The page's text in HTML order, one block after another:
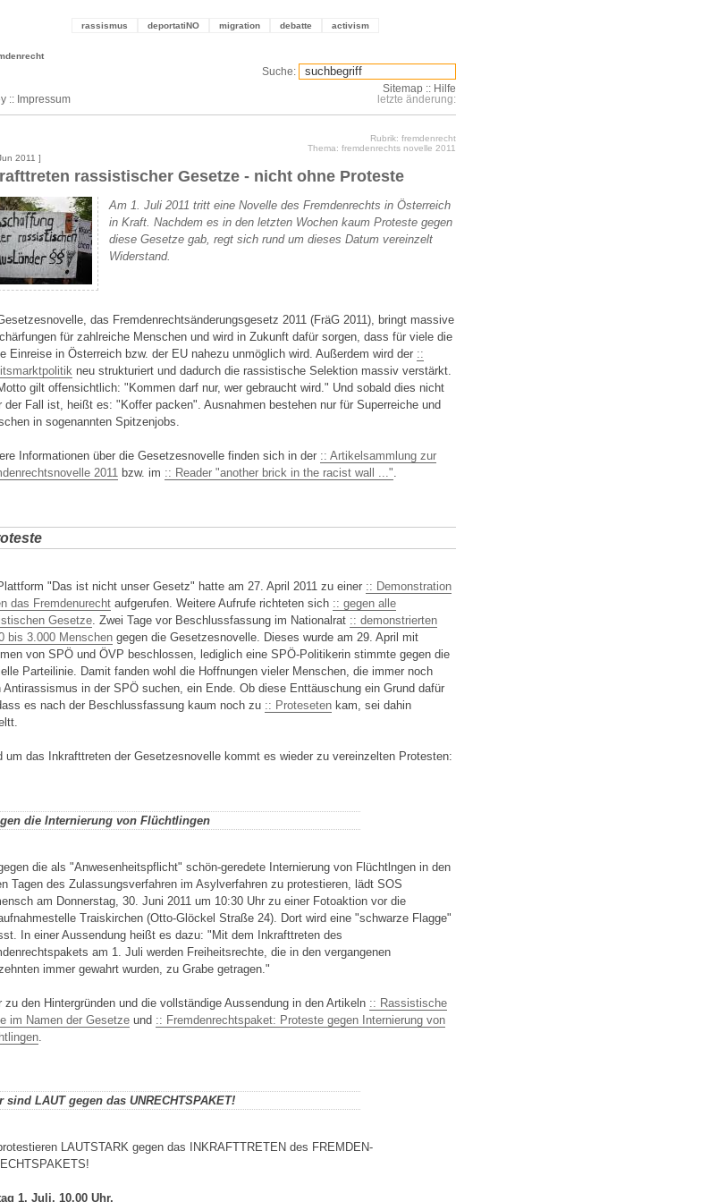
rassismus deportatiNO migration debatte activism
:: Impressum
Suche:
Sitemap :: Hilfe
letzte änderung:
Rubrik: fremdenrecht
Thema: fremdenrechts novelle 2011
2011 ]
rassistischer Gesetze - nicht ohne Proteste
Am 1. Juli 2011 tritt eine Novelle des Fremdenrechts in Österreich
in Kraft. Nachdem es in den letzten Wochen kaum Proteste gegen
diese Gesetze gab, regt sich rund um dieses Datum vereinzelt
Widerstand.
das Fremdenrechtsänderungsgesetz 2011 (FräG 2011), bringt massive
für zahlreiche Menschen und wird in Zukunft dafür sorgen, dass für viele die
Einreise in Österreich bzw. der EU nahezu unmöglich wird. Außerdem wird der ::
neu strukturiert und dadurch die rassistische Selektion massiv verstärkt.
gilt offensichtlich: "Kommen darf nur, wer gebraucht wird." Und sobald dies nicht
der Fall ist, heißt es: "Koffer packen". Ausnahmen bestehen nur für Superreiche und
in sogenannten Spitzenjobs.
Informationen über die Gesetzesnovelle finden sich in der :: Artikelsammlung zur
2011 bzw. im :: Reader "another brick in the racist wall ..."
"Das ist nicht unser Gesetz" hatte am 27. April 2011 zu einer :: Demonstration
das Fremdenurecht aufgerufen. Weitere Aufrufe richteten sich :: gegen alle
Gesetze. Zwei Tage vor Beschlussfassung im Nationalrat :: demonstrierten
bis 3.000 Menschen gegen die Gesetzesnovelle. Dieses wurde am 29. April mit
von SPÖ und ÖVP beschlossen, lediglich eine SPÖ-Politikerin stimmte gegen die
Parteilinie. Damit fanden wohl die Hoffnungen vieler Menschen, die immer noch
Antirassismus in der SPÖ suchen, ein Ende. Ob diese Enttäuschung ein Grund dafür
es nach der Beschlussfassung kaum noch zu :: Proteseten kam, sei dahin
um das Inkrafttreten der Gesetzesnovelle kommt es wieder zu vereinzelten Protesten:
die Internierung von Flüchtlingen
die als "Anwesenheitspflicht" schön-geredete Internierung von Flüchtlngen in den
Tagen des Zulassungsverfahren im Asylverfahren zu protestieren, lädt SOS
am Donnerstag, 30. Juni 2011 um 10:30 Uhr zu einer Fotoaktion vor die
Traiskirchen (Otto-Glöckel Straße 24). Dort wird eine "schwarze Flagge"
In einer Aussendung heißt es dazu: "Mit dem Inkrafttreten des
am 1. Juli werden Freiheitsrechte, die in den vergangenen
immer gewahrt wurden, zu Grabe getragen."
zu den Hintergründen und die vollständige Aussendung in den Artikeln :: Rassistische
im Namen der Gesetze und :: Fremdenrechtspaket: Proteste gegen Internierung von
sind LAUT gegen das UNRECHTSPAKET!
LAUTSTARK gegen das INKRAFTTRETEN des FREMDEN-
1. Juli, 10.00 Uhr,